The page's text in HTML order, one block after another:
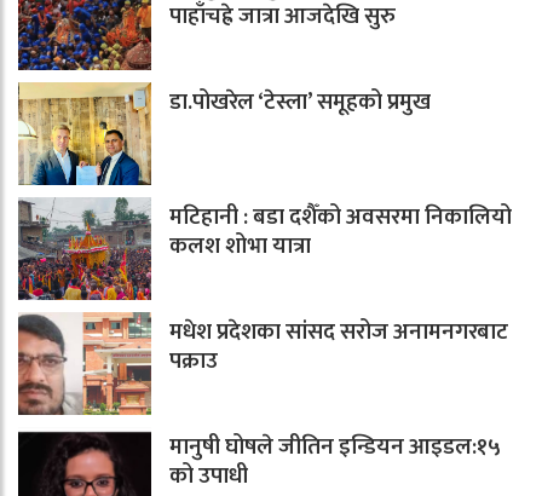
पाहाँचह्रे जात्रा आजदेखि सुरु
डा.पोखरेल ‘टेस्ला’ समूहको प्रमुख
मटिहानी : बडा दशैँको अवसरमा निकालियो
कलश शोभा यात्रा
मधेश प्रदेशका सांसद सरोज अनामनगरबाट
पक्राउ
मानुषी घोषले जीतिन इन्डियन आइडल:१५
को उपाधी